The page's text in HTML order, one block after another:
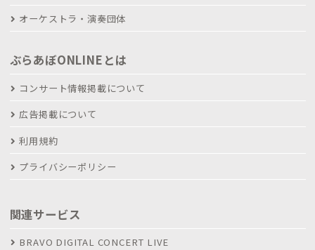
オーケストラ・演奏団体
ぶらあぼONLINEとは
コンサート情報掲載について
広告掲載について
利用規約
プライバシーポリシー
関連サービス
BRAVO DIGITAL CONCERT LIVE